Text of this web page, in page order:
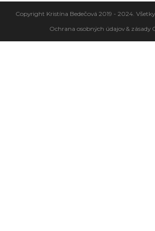
Copyright Kristína Bedečová 2019 - 2024.
Ochrana osobných údajov & zásady